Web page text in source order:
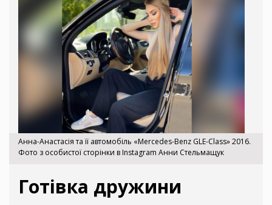
Анна-Анастасія та її автомобіль «Mercedes-Benz GLE-Class» 2016.
Фото з особистої сторінки в Instagram Анни Стельмащук
Готівка дружини